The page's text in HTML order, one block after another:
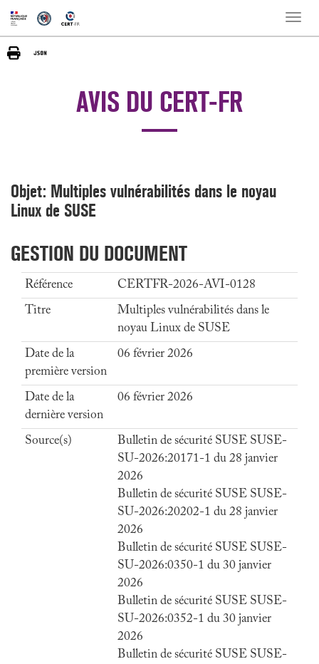
Toggle
AVIS DU CERT-FR
Objet: Multiples vulnérabilités dans le noyau
Linux de SUSE
GESTION DU DOCUMENT
Référence
CERTFR-2026-AVI-0128
Titre
Multiples vulnérabilités dans le
noyau Linux de SUSE
Date de la
première version
06 février 2026
Date de la
dernière version
06 février 2026
Source(s)
Bulletin de sécurité SUSE SUSE-
SU-2026:20171-1 du 28 janvier
2026
Bulletin de sécurité SUSE SUSE-
SU-2026:20202-1 du 28 janvier
2026
Bulletin de sécurité SUSE SUSE-
SU-2026:0350-1 du 30 janvier
2026
Bulletin de sécurité SUSE SUSE-
SU-2026:0352-1 du 30 janvier
2026
Bulletin de sécurité SUSE SUSE-